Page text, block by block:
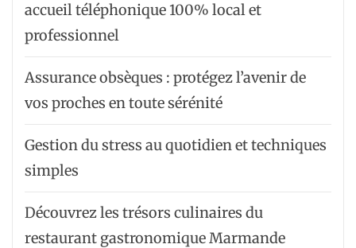
accueil téléphonique 100% local et
professionnel
Assurance obsèques : protégez l’avenir de
vos proches en toute sérénité
Gestion du stress au quotidien et techniques
simples
Découvrez les trésors culinaires du
restaurant gastronomique Marmande